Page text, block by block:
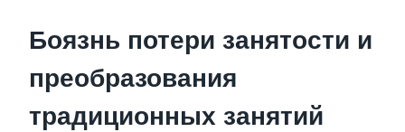
Боязнь потери занятости и
преобразования
традиционных занятий